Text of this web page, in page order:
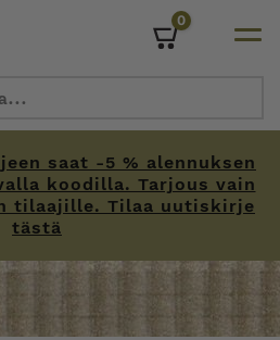
saat -5 % alennuksen
koodilla. Tarjous vain
tilaajille. Tilaa uutiskirje
tästä
0